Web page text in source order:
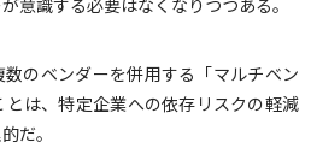
のベンダーを併用する「マルチベン
は、特定企業への依存リスクの軽減
だ。